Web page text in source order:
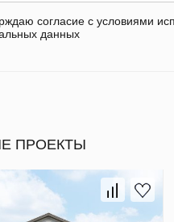
согласие с условиями
данных
ПРОЕКТЫ